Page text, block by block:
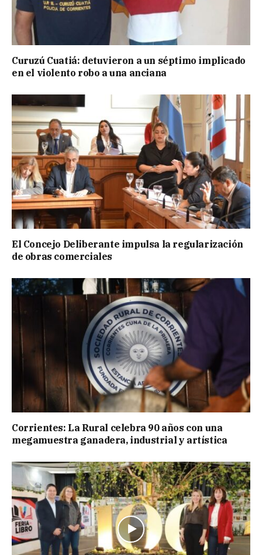
Curuzú Cuatiá: detuvieron a un séptimo implicado
en el violento robo a una anciana
El Concejo Deliberante impulsa la regularización
de obras comerciales
Corrientes: La Rural celebra 90 años con una
megamuestra ganadera, industrial y artística